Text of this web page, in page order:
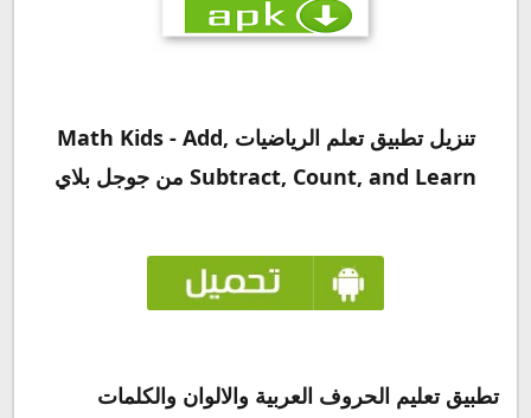
تنزيل
تطبيق تعلم الرياضيات Math Kids - Add,
Subtract, Count, and Learn‏ من جوجل بلاي
تطبيق تعليم الحروف العربية والالوان والكلمات